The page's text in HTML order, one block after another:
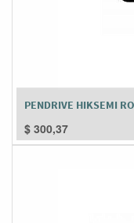
PENDRIVE HIKSEMI
$ 300,37